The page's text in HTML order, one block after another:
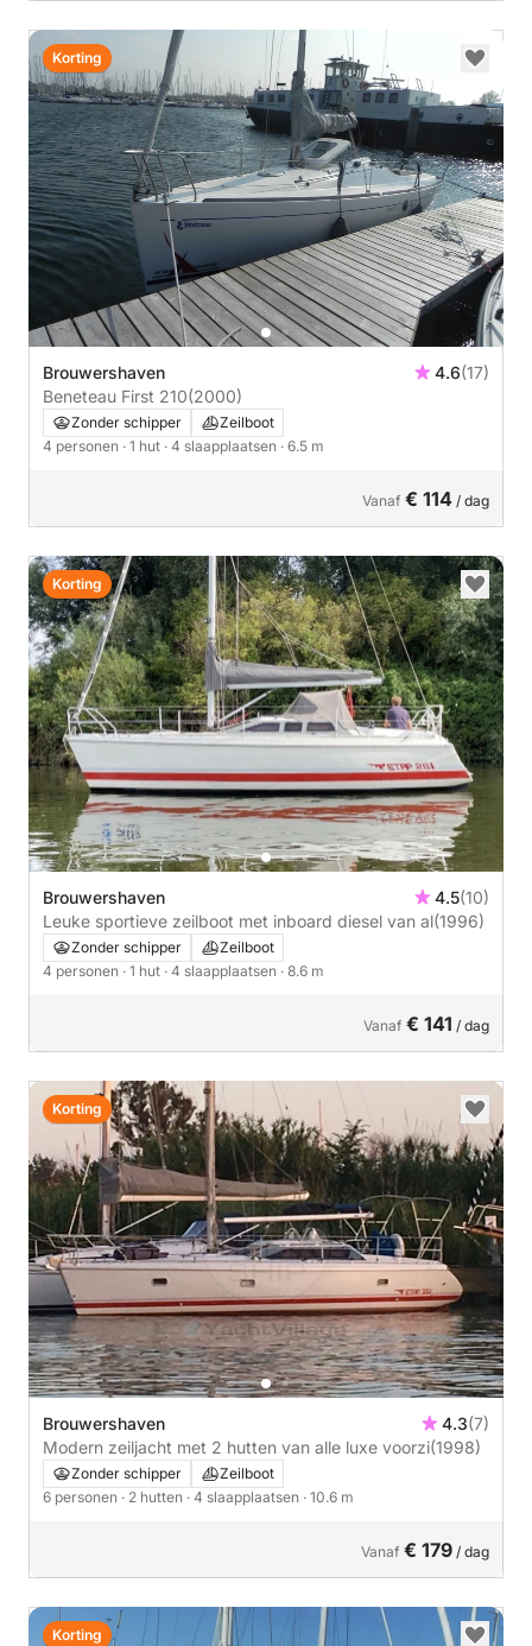
Brouwershaven 4.6(17)
Beneteau First 210(2000)
Zonder schipper
Zeilboot
4 personen · 1 hut · 4 slaapplaatsen · 6.5 m
Vanaf € 114 / dag
Korting
Brouwershaven 4.5(10)
Leuke sportieve zeilboot met inboard diesel van al(1996)
Zonder schipper
Zeilboot
4 personen · 1 hut · 4 slaapplaatsen · 8.6 m
Vanaf € 141 / dag
Korting
Brouwershaven 4.3(7)
Modern zeiljacht met 2 hutten van alle luxe voorzi(1998)
Zonder schipper
Zeilboot
6 personen · 2 hutten · 4 slaapplaatsen · 10.6 m
Vanaf € 179 / dag
Korting
Korting